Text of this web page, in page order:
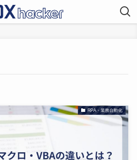
RPA・業務自動化